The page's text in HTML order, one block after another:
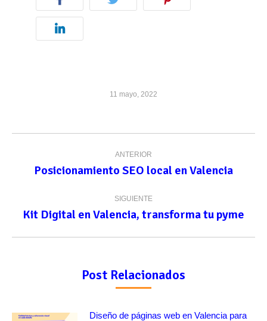
11 mayo, 2022
entre
publicaciones
ANTERIOR
Publicación
Posicionamiento SEO local en Valencia
SIGUIENTE
Publicación
Kit Digital en Valencia, transforma tu pyme
Post Relacionados
Diseño de páginas web en Valencia para